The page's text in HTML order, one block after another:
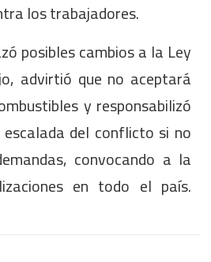
los trabajadores.
posibles cambios a la Ley
advirtió que no aceptará
y responsabilizó
del conflicto si no
convocando a la
en todo el país.